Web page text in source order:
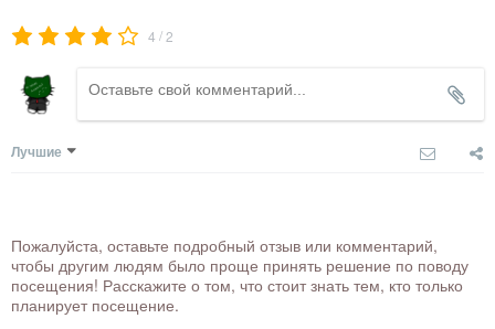
4 /2
Лучшие
Пожалуйста, оставьте подробный отзыв или комментарий,
чтобы другим людям было проще принять решение по поводу
посещения! Расскажите о том, что стоит знать тем, кто только
планирует посещение.